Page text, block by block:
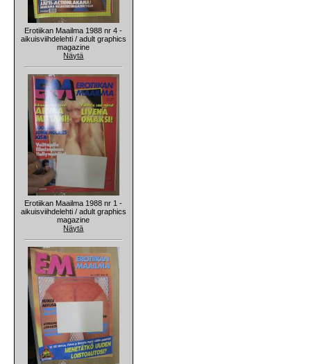
Erotiikan Maailma 1988 nr 4 -
aikuisviihdelehti / adult graphics
magazine
Näytä
Erotiikan Maailma 1988 nr 1 -
aikuisviihdelehti / adult graphics
magazine
Näytä